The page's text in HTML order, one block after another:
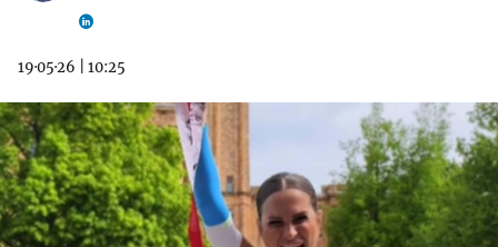
19·05·26 10:25